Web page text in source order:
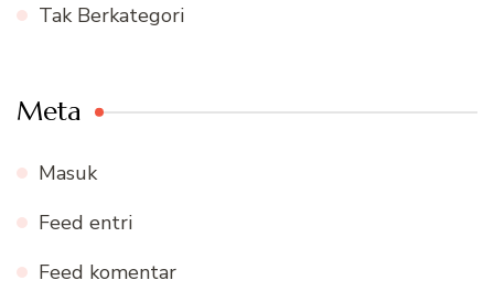
Tak Berkategori
Meta
Masuk
Feed entri
Feed komentar